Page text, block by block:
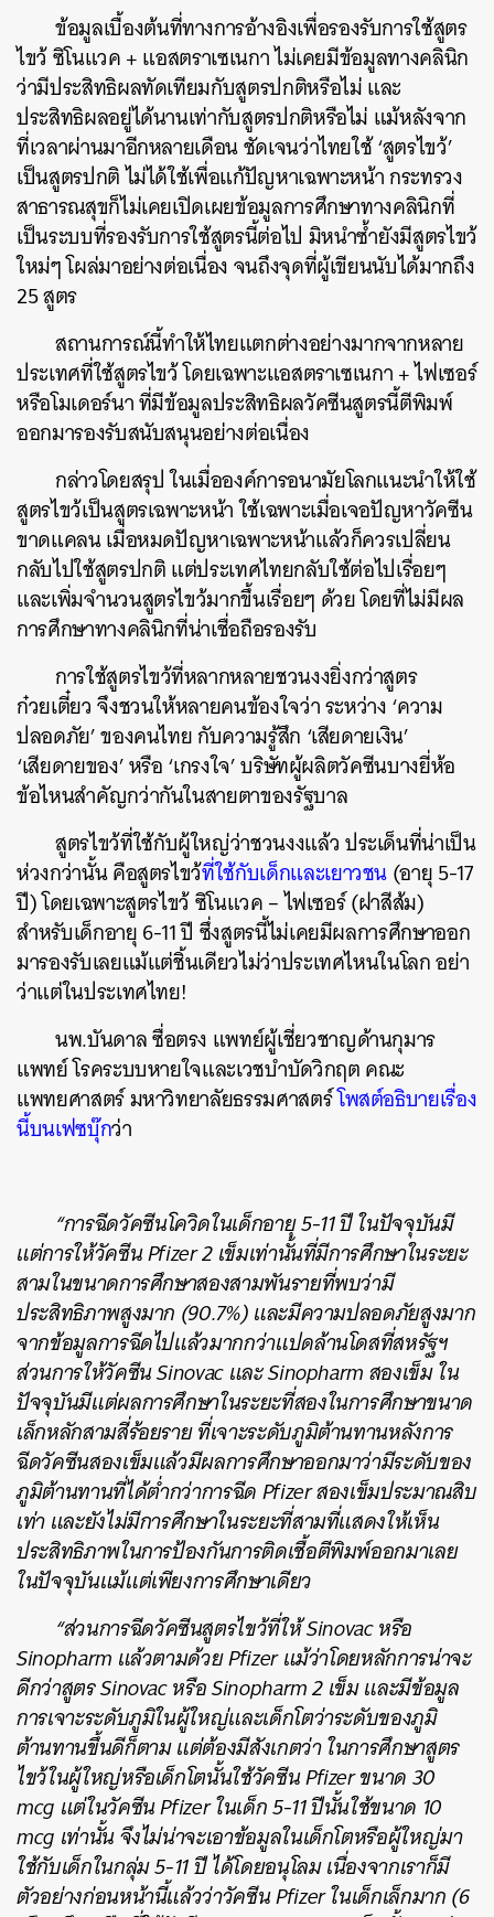
ข้อมูลเบื้องต้นที่ทางการอ้างอิงเพื่อรองรับการใช้สูตร
ไขว้ ซิโนแวค + แอสตราเซเนกา ไม่เคยมีข้อมูลทางคลินิก
ว่ามีประสิทธิผลทัดเทียมกับสูตรปกติหรือไม่ และ
ประสิทธิผลอยู่ได้นานเท่ากับสูตรปกติหรือไม่ แม้หลังจาก
ที่เวลาผ่านมาอีกหลายเดือน ชัดเจนว่าไทยใช้ ‘สูตรไขว้’
เป็นสูตรปกติ ไม่ได้ใช้เพื่อแก้ปัญหาเฉพาะหน้า กระทรวง
สาธารณสุขก็ไม่เคยเปิดเผยข้อมูลการศึกษาทางคลินิกที่
เป็นระบบที่รองรับการใช้สูตรนี้ต่อไป มิหนำซ้ำยังมีสูตรไขว้
ใหม่ๆ โผล่มาอย่างต่อเนื่อง จนถึงจุดที่ผู้เขียนนับได้มากถึง
25 สูตร
สถานการณ์นี้ทำให้ไทยแตกต่างอย่างมากจากหลาย
ประเทศที่ใช้สูตรไขว้ โดยเฉพาะแอสตราเซเนกา + ไฟเซอร์
หรือโมเดอร์นา ที่มีข้อมูลประสิทธิผลวัคซีนสูตรนี้ตีพิมพ์
ออกมารองรับสนับสนุนอย่างต่อเนื่อง
กล่าวโดยสรุป ในเมื่อองค์การอนามัยโลกแนะนำให้ใช้
สูตรไขว้เป็นสูตรเฉพาะหน้า ใช้เฉพาะเมื่อเจอปัญหาวัคซีน
ขาดแคลน เมื่อหมดปัญหาเฉพาะหน้าแล้วก็ควรเปลี่ยน
กลับไปใช้สูตรปกติ แต่ประเทศไทยกลับใช้ต่อไปเรื่อยๆ
และเพิ่มจำนวนสูตรไขว้มากขึ้นเรื่อยๆ ด้วย โดยที่ไม่มีผล
การศึกษาทางคลินิกที่น่าเชื่อถือรองรับ
การใช้สูตรไขว้ที่หลากหลายชวนงงยิ่งกว่าสูตร
ก๋วยเตี๋ยว จึงชวนให้หลายคนข้องใจว่า ระหว่าง ‘ความ
ปลอดภัย’ ของคนไทย กับความรู้สึก ‘เสียดายเงิน’
‘เสียดายของ’ หรือ ‘เกรงใจ’ บริษัทผู้ผลิตวัคซีนบางยี่ห้อ
ข้อไหนสำคัญกว่ากันในสายตาของรัฐบาล
สูตรไขว้ที่ใช้กับผู้ใหญ่ว่าชวนงงแล้ว ประเด็นที่น่าเป็น
ห่วงกว่านั้น คือสูตรไขว้ที่ใช้กับเด็กและเยาวชน(อายุ 5-17
ปี) โดยเฉพาะสูตรไขว้ ซิโนแวค – ไฟเซอร์ (ฝาสีส้ม)
สำหรับเด็กอายุ 6-11 ปี ซึ่งสูตรนี้ไม่เคยมีผลการศึกษาออก
มารองรับเลยแม้แต่ชิ้นเดียวไม่ว่าประเทศไหนในโลก อย่า
ว่าแต่ในประเทศไทย!
นพ.บันดาล ซื่อตรง แพทย์ผู้เชี่ยวชาญด้านกุมาร
แพทย์ โรคระบบหายใจและเวชบำบัดวิกฤต คณะ
แพทยศาสตร์ มหาวิทยาลัยธรรมศาสตร์โพสต์อธิบายเรื่อง
นี้บนเฟซบุ๊กว่า
“การฉีดวัคซีนโควิดในเด็กอายุ 5-11 ปี ในปัจจุบันมี
แต่การให้วัคซีน Pfizer 2 เข็มเท่านั้นที่มีการศึกษาในระยะ
สามในขนาดการศึกษาสองสามพันรายที่พบว่ามี
ประสิทธิภาพสูงมาก (90.7%) และมีความปลอดภัยสูงมาก
จากข้อมูลการฉีดไปแล้วมากกว่าแปดล้านโดสที่สหรัฐฯ
ส่วนการให้วัคซีน Sinovac และ Sinopharm สองเข็ม ใน
ปัจจุบันมีแต่ผลการศึกษาในระยะที่สองในการศึกษาขนาด
เล็กหลักสามสี่ร้อยราย ที่เจาะระดับภูมิต้านทานหลังการ
ฉีดวัคซีนสองเข็มแล้วมีผลการศึกษาออกมาว่ามีระดับของ
ภูมิต้านทานที่ได้ต่ำกว่าการฉีด Pfizer สองเข็มประมาณสิบ
เท่า และยังไม่มีการศึกษาในระยะที่สามที่แสดงให้เห็น
ประสิทธิภาพในการป้องกันการติดเชื้อตีพิมพ์ออกมาเลย
ในปัจจุบันแม้แต่เพียงการศึกษาเดียว
“ส่วนการฉีดวัคซีนสูตรไขว้ที่ให้ Sinovac หรือ
Sinopharm แล้วตามด้วย Pfizer แม้ว่าโดยหลักการน่าจะ
ดีกว่าสูตร Sinovac หรือ Sinopharm 2 เข็ม และมีข้อมูล
การเจาะระดับภูมิในผู้ใหญ่และเด็กโตว่าระดับของภูมิ
ต้านทานขึ้นดีก็ตาม แต่ต้องมีสังเกตว่า ในการศึกษาสูตร
ไขว้ในผู้ใหญ่หรือเด็กโตนั้นใช้วัคซีน Pfizer ขนาด 30
mcg แต่ในวัคซีน Pfizer ในเด็ก 5-11 ปีนั้นใช้ขนาด 10
mcg เท่านั้น จึงไม่น่าจะเอาข้อมูลในเด็กโตหรือผู้ใหญ่มา
ใช้กับเด็กในกลุ่ม 5-11 ปี ได้โดยอนุโลม เนื่องจากเราก็มี
ตัวอย่างก่อนหน้านี้แล้วว่าวัคซีน Pfizer ในเด็กเล็กมาก (6